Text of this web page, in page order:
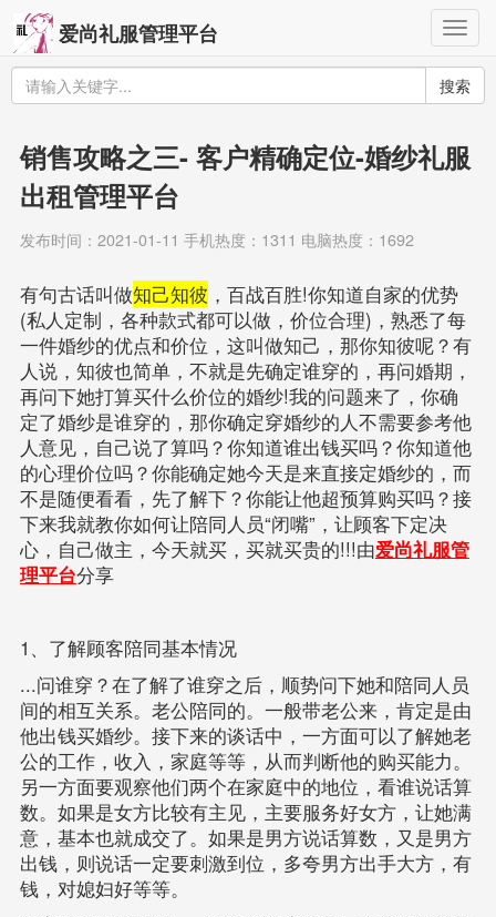
爱尚礼服管理平台
搜索
销售攻略之三- 客户精确定位-婚纱礼服
出租管理平台
发布时间：2021-01-11 手机热度：1311 电脑热度：1692
有句古话叫做知己知彼 ，百战百胜!你知道自家的优势
(私人定制，各种款式都可以做，价位合理)，熟悉了每
一件婚纱的优点和价位，这叫做知己，那你知彼呢？有
人说，知彼也简单，不就是先确定谁穿的，再问婚期，
再问下她打算买什么价位的婚纱!我的问题来了，你确
定了婚纱是谁穿的，那你确定穿婚纱的人不需要参考他
人意见，自己说了算吗？你知道谁出钱买吗？你知道他
的心理价位吗？你能确定她今天是来直接定婚纱的，而
不是随便看看，先了解下？你能让他超预算购买吗？接
下来我就教你如何让陪同人员“闭嘴”，让顾客下定决
心，自己做主，今天就买，买就买贵的!!!由爱尚礼服管
理平台分享
1、了解顾客陪同基本情况
...问谁穿？在了解了谁穿之后，顺势问下她和陪同人员
间的相互关系。老公陪同的。一般带老公来，肯定是由
他出钱买婚纱。接下来的谈话中，一方面可以了解她老
公的工作，收入，家庭等等，从而判断他的购买能力。
另一方面要观察他们两个在家庭中的地位，看谁说话算
数。如果是女方比较有主见，主要服务好女方，让她满
意，基本也就成交了。如果是男方说话算数，又是男方
出钱，则说话一定要刺激到位，多夸男方出手大方，有
钱，对媳妇好等等。